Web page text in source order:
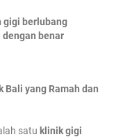
gigi berlubang
benar
Bali yang Ramah dan
satu klinik gigi